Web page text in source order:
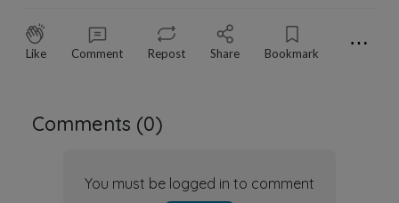
Like Comment Repost Share Bookmark ⋯
Comments (0)
You must be logged in to comment